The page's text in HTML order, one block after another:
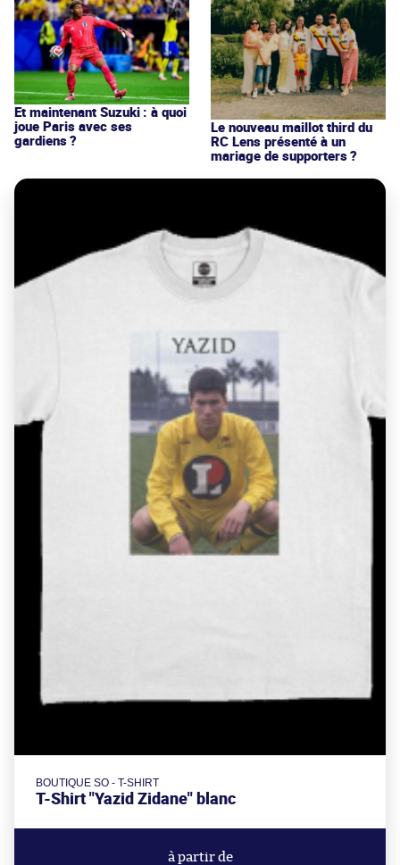
Et maintenant Suzuki : à quoi
joue Paris avec ses
gardiens ?
Le nouveau maillot third du
RC Lens présenté à un
mariage de supporters ?
BOUTIQUE SO - T-SHIRT
T-Shirt "Yazid Zidane" blanc
à partir de